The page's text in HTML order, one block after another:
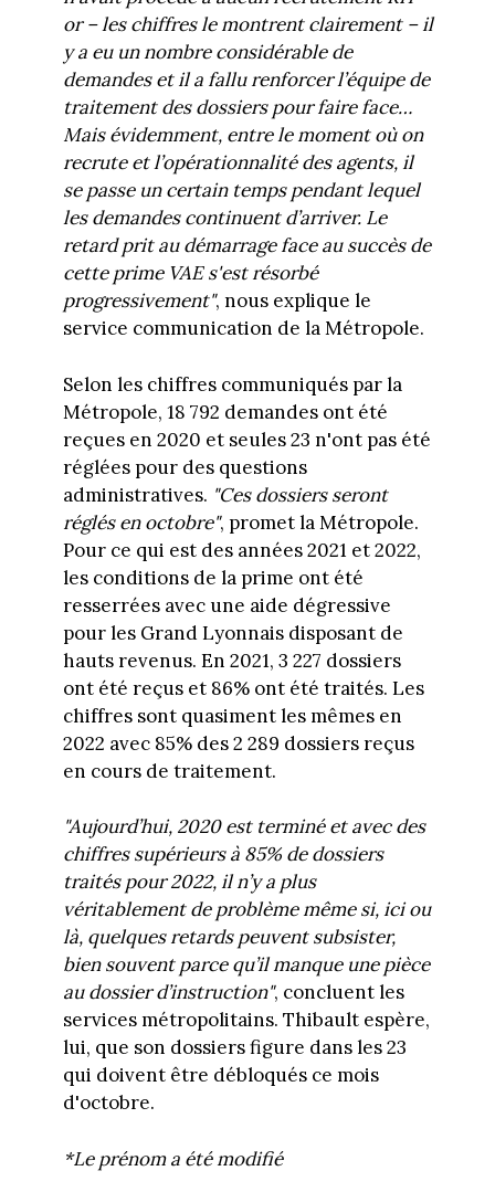
or – les chiffres le montrent clairement – il
y a eu un nombre considérable de
demandes et il a fallu renforcer l’équipe de
traitement des dossiers pour faire face…
Mais évidemment, entre le moment où on
recrute et l’opérationnalité des agents, il
se passe un certain temps pendant lequel
les demandes continuent d’arriver. Le
retard prit au démarrage face au succès de
cette prime VAE s'est résorbé
progressivement", nous explique le
service communication de la Métropole.
Selon les chiffres communiqués par la
Métropole, 18 792 demandes ont été
reçues en 2020 et seules 23 n'ont pas été
réglées pour des questions
administratives. "Ces dossiers seront
réglés en octobre", promet la Métropole.
Pour ce qui est des années 2021 et 2022,
les conditions de la prime ont été
resserrées avec une aide dégressive
pour les Grand Lyonnais disposant de
hauts revenus. En 2021, 3 227 dossiers
ont été reçus et 86% ont été traités. Les
chiffres sont quasiment les mêmes en
2022 avec 85% des 2 289 dossiers reçus
en cours de traitement.
"Aujourd’hui, 2020 est terminé et avec des
chiffres supérieurs à 85% de dossiers
traités pour 2022, il n’y a plus
véritablement de problème même si, ici ou
là, quelques retards peuvent subsister,
bien souvent parce qu’il manque une pièce
au dossier d’instruction", concluent les
services métropolitains. Thibault espère,
lui, que son dossiers figure dans les 23
qui doivent être débloqués ce mois
d'octobre.
*Le prénom a été modifié